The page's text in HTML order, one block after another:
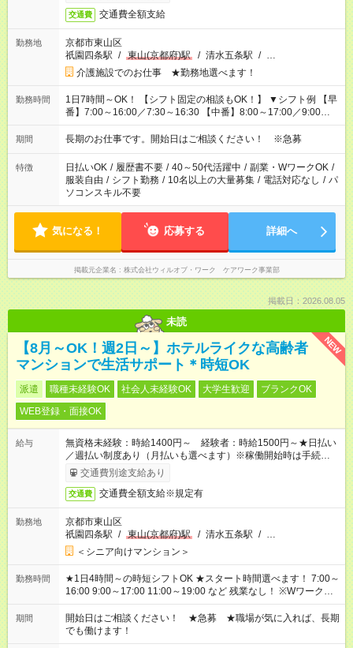
交通費 交通費全額支給
勤務地
京都市東山区
祇園四条駅 / 東山(京都府)駅 / 清水五条駅 / …
介護施設でのお仕事 ★勤務地選べます！
勤務時間
1日7時間～OK！ 【シフト固定の相談もOK！】 ▼シフト例 【早
番】7:00～16:00／7:30～16:30 【中番】8:00～17:00／9:00～
18:00 【遅番】11:00～20:00／13:00～22:00
期間 長期のお仕事です。開始日はご相談ください！ ※急募
特徴 日払いOK / 履歴書不要 / 40～50代活躍中 / 副業・WワークOK /
服装自由 / シフト勤務 / 10名以上の大量募集 / 電話対応なし / パ
ソコンスキル不要
気になる！ 応募する 詳細へ
掲載元企業名 株式会社ウィルオブ・ワーク ケアワーク事業部
掲載日：2026.08.05
未読
NEW
【8月～OK！週2日～】ホテルライクな高齢者
マンションで生活サポート＊時短OK
派遣 職種未経験OK 社会人未経験OK 大学生歓迎
ブランクOK
WEB登録・面接OK
給与
無資格未経験：時給1400円～ 経験者：時給1500円～★日払い
／週払い制度あり（月払いも選べます）※稼働開始時は手続き完
了次第のお支払いとなります。
交通費別途支給あり
交通費 交通費全額支給※規定有
勤務地
京都市東山区
祇園四条駅 / 東山(京都府)駅 / 清水五条駅 / …
＜シニア向けマンション＞
勤務時間
★1日4時間～の時短シフトOK ★スタート時間選べます！ 7:00～
16:00 9:00～17:00 11:00～19:00 など 残業なし！ ※Wワークの
場合、他のお仕事と合わせ週40時間超の就業はご案内できませ
ん ※法令に基づき、週20時間以上勤務は社会保険への加入対象
となります ※労働者派遣法（日雇い派遣の原則禁止）により、
短時間・短期間の就業はご案内が難しい場合があります
期間
開始日はご相談ください！ ★急募 ★職場が気に入れば、長期
でも働けます！